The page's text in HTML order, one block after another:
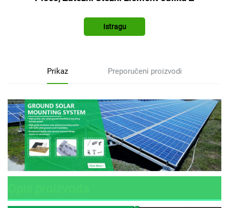
Istragu
Prikaz Preporučeni proizvodi